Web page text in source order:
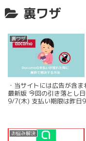
裏ワザ
裏ワザ
・当サイトには広告が含
最新版 今回の引き落とし
9/7(木) 支払い期限は昨日
お悩み解決